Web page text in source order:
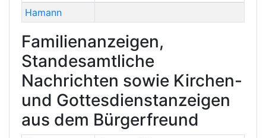
Hamann
Familienanzeigen,
Standesamtliche
Nachrichten sowie Kirchen-
und Gottesdienstanzeigen
aus dem Bürgerfreund